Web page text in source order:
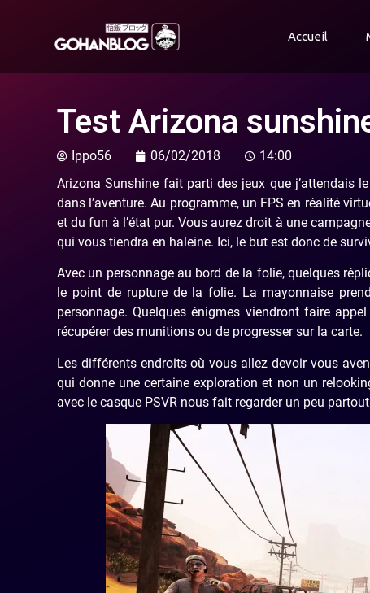
Accueil
Test Arizona
Ippo56 06/02/2018
14:00
Arizona Sunshine fait parti des jeux que j’attendais
dans l’aventure. Au programme, un FPS en réalité
et du fun à l’état pur. Vous aurez droit à une
qui vous tiendra en haleine. Ici, le but est donc de
Avec un personnage au bord de la folie, quelques
le point de rupture de la folie. La mayonnaise
personnage. Quelques énigmes viendront faire
récupérer des munitions ou de progresser sur la carte.
Les différents endroits où vous allez devoir vous
qui donne une certaine exploration et non un
avec le casque PSVR nous fait regarder un peu